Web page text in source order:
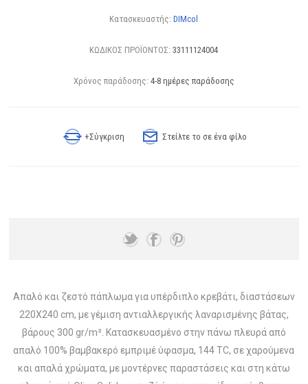
Κατασκευαστής: DIMcol
ΚΩΔΙΚΟΣ ΠΡΟΪΟΝΤΟΣ: 33111124004
Χρόνος παράδοσης: 4-8 ημέρες παράδοσης
+Σύγκριση Στείλτε το σε ένα φίλο
Απαλό και ζεστό πάπλωμα για υπέρδιπλο κρεβάτι, διαστάσεων
220Χ240 cm, με γέμιση αντιαλλεργικής λαναρισμένης βάτας,
βάρους 300 gr/m². Κατασκευασμένo στην πάνω πλευρά από
απαλό 100% βαμβακερό εμπριμέ ύφασμα, 144 TC, σε χαρούμενα
και απαλά χρώματα, με μοντέρνες παραστάσεις και στη κάτω